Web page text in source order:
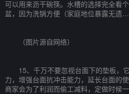
可以用来沥干碗筷。水槽的选择完全看
盆，因为洗锅方便（家庭地位暴露无遗…
（图片源自网络）
15、千万不要忽视台面下的垫板，
力，增强台面抗冲击能力，延长台面的
商家会为了利润而偷工减料，定做时候